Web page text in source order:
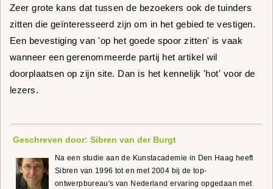
Zeer grote kans dat tussen de bezoekers ook de tuinders
zitten die geïnteresseerd zijn om in het gebied te vestigen.
Een bevestiging van 'op het goede spoor zitten' is vaak
wanneer een gerenommeerde partij het artikel wil
doorplaatsen op zijn site. Dan is het kennelijk 'hot' voor de
lezers.
Geschreven door: Sibren van der Burgt
Na een studie aan de Kunstacademie in Den Haag heeft
Sibren van 1996 tot en met 2004 bij de top-
ontwerpbureau's van Nederland ervaring opgedaan met